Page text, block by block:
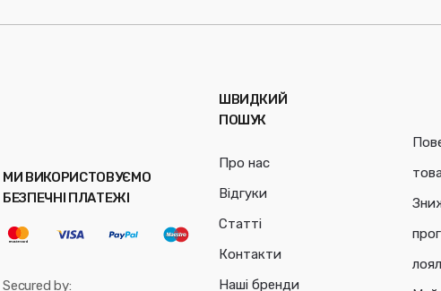
МИ ВИКОРИСТОВУЄМО
БЕЗПЕЧНІ ПЛАТЕЖІ
Secured by:
ШВИДКИЙ
ПОШУК
Про нас
Відгуки
Статті
Контакти
Наші бренди